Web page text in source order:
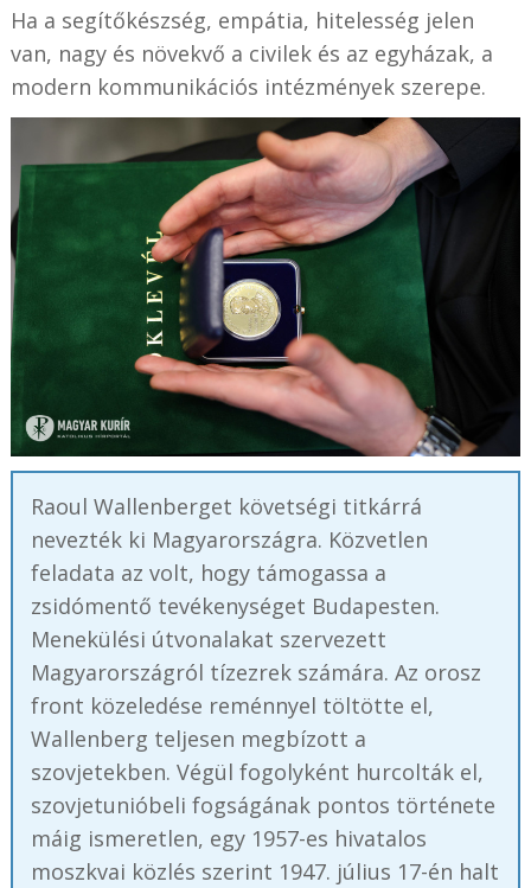
Ha a segítőkészség, empátia, hitelesség jelen
van, nagy és növekvő a civilek és az egyházak, a
modern kommunikációs intézmények szerepe.
Raoul Wallenberget követségi titkárrá
nevezték ki Magyarországra. Közvetlen
feladata az volt, hogy támogassa a
zsidómentő tevékenységet Budapesten.
Menekülési útvonalakat szervezett
Magyarországról tízezrek számára. Az orosz
front közeledése reménnyel töltötte el,
Wallenberg teljesen megbízott a
szovjetekben. Végül fogolyként hurcolták el,
szovjetunióbeli fogságának pontos története
máig ismeretlen, egy 1957-es hivatalos
moszkvai közlés szerint 1947. július 17-én halt